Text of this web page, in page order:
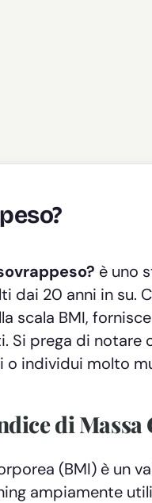
è uno
dai 20 anni in su.
scala BMI,
Si prega di
o individui molto
di Massa
(BMI) è un
ampiamente